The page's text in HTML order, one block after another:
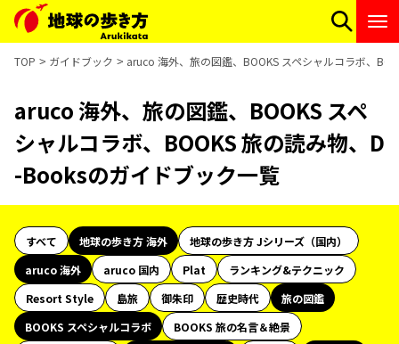
TOP ガイドブック aruco 海外、旅の図鑑、BOOKS スペシャルコラボ、
aruco 海外、旅の図鑑、BOOKS スペ
シャルコラボ、BOOKS 旅の読み物、D
-Booksのガイドブック一覧
すべて 地球の歩き方 海外
地球の歩き方 Jシリーズ（国内）
aruco 海外
aruco 国内 Plat
ランキング&テクニック
Resort Style
島旅 御朱印 歴史時代
旅の図鑑
BOOKS スペシャルコラボ
BOOKS 旅の名言＆絶景